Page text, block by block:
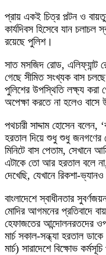
প্রায় একই চিত্র পল্টন ও
কার্যদিবস হিসেবে যান
রয়েছে পুলিশ।
সাত মসজিদ রোড, এলিফ্যান্ট
গেছে সীমিত সংখ্যক বাস
পুলিশের উপস্থিতি লক্ষ্য করা
অপেক্ষা করতে না হলেও বাসে
পথচারী সাদ্দাম হোসেন
হরতাল দিয়ে শুধু শুধু জনগণের
মিনিটে বাস পেতাম, সেখানে
এটাকে তো আর হরতাল বলে
দেখেছি, যেখানে রিকশা-
বাংলাদেশে স্বাধীনতার
মোদির আগমনের প্রতিবাদে
হেফাজতের আন্দোলনরতদের
মার্চ সকাল-সন্ধ্যা হরতাল
মার্চ) সারাদেশে বিক্ষোভ